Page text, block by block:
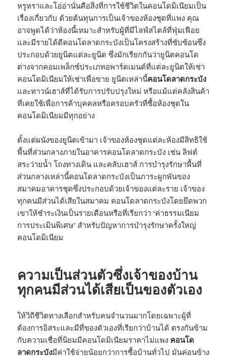
หรูหราและโอ่อ่านั่นคือสิ่งที่การใช้ชีวิตในคอนโดมิเนียมเป็น
เรื่องเกี่ยวกับ ด้วยต้นทุนการเป็นเจ้าของห้องชุดที่แพง คุณ
อาจพูดได้ว่าห้องนี้เหมาะสำหรับผู้ที่มีไลฟ์สไตล์ที่ฟุ่มเฟือย
และมีรายได้ดีคอนโดลาดกระบังเป็นโครงสร้างที่ซับซ้อนซึ่ง
ประกอบด้วยยูนิตแต่ละยูนิต ซึ่งมักเรียกกันว่ายูนิตคอนโด
ต่างจากคอมเพล็กซ์ประเภทอพาร์ตเมนต์ที่แต่ละยูนิตให้เช่า
คอนโดมิเนียมให้เช่าเพื่อขาย ยูนิตเหล่านี้คอนโดลาดกระบัง
และทาวน์เฮาส์ที่ได้รับการปรับปรุงใหม่ หรือแม้แต่คลังสินค้า
ที่เคยใช้เพื่อการค้าบุคคลหรือครอบครัวที่ซื้อห้องชุดใน
คอนโดมิเนียมมีทุกอย่าง
ตั้งแต่ผนังของยูนิตเข้ามา เจ้าของห้องชุดแต่ละห้องมีสิทธิใช้
พื้นที่ส่วนกลางภายในอาคารคอนโดลาดกระบัง เช่น ลิฟต์
สระว่ายน้ำ โถงทางเดิน และคลับเฮาส์ การบำรุงรักษาพื้นที่
ส่วนกลางเหล่านี้คอนโดลาดกระบังเป็นภาระผูกพันของ
สมาคมอาคารชุดซึ่งประกอบด้วยเจ้าของแต่ละราย เจ้าของ
ทุกคนมีส่วนได้เสียในสมาคม คอนโดลาดกระบังโดยยึดพวก
เขาให้ชำระเงินเป็นรายเดือนหรือที่เรียกว่า ‘ค่าธรรมเนียม
การประเมินพิเศษ’ สำหรับปัญหาการบำรุงรักษาครั้งใหญ่
คอนโดมิเนียม
ความเป็นส่วนตัวซึ่งเจ้าของบ้าน
ทุกคนมีส่วนได้เสียเป็นของตัวเอง
ให้วิถีชีวิตทางเลือกสำหรับคนจำนวนมากโดยเฉพาะผู้ที่
ต้องการอิสระและมีที่ของตัวเองที่เรียกว่าบ้านได้ ตรงกันข้าม
กับความเชื่อที่นิยมมีคอนโดมิเนียมราคาไม่แพง คอนโด
ลาดกระบังมีค่าใช้จ่ายน้อยกว่าการซื้อบ้านทั่วไป มันค่อนข้าง